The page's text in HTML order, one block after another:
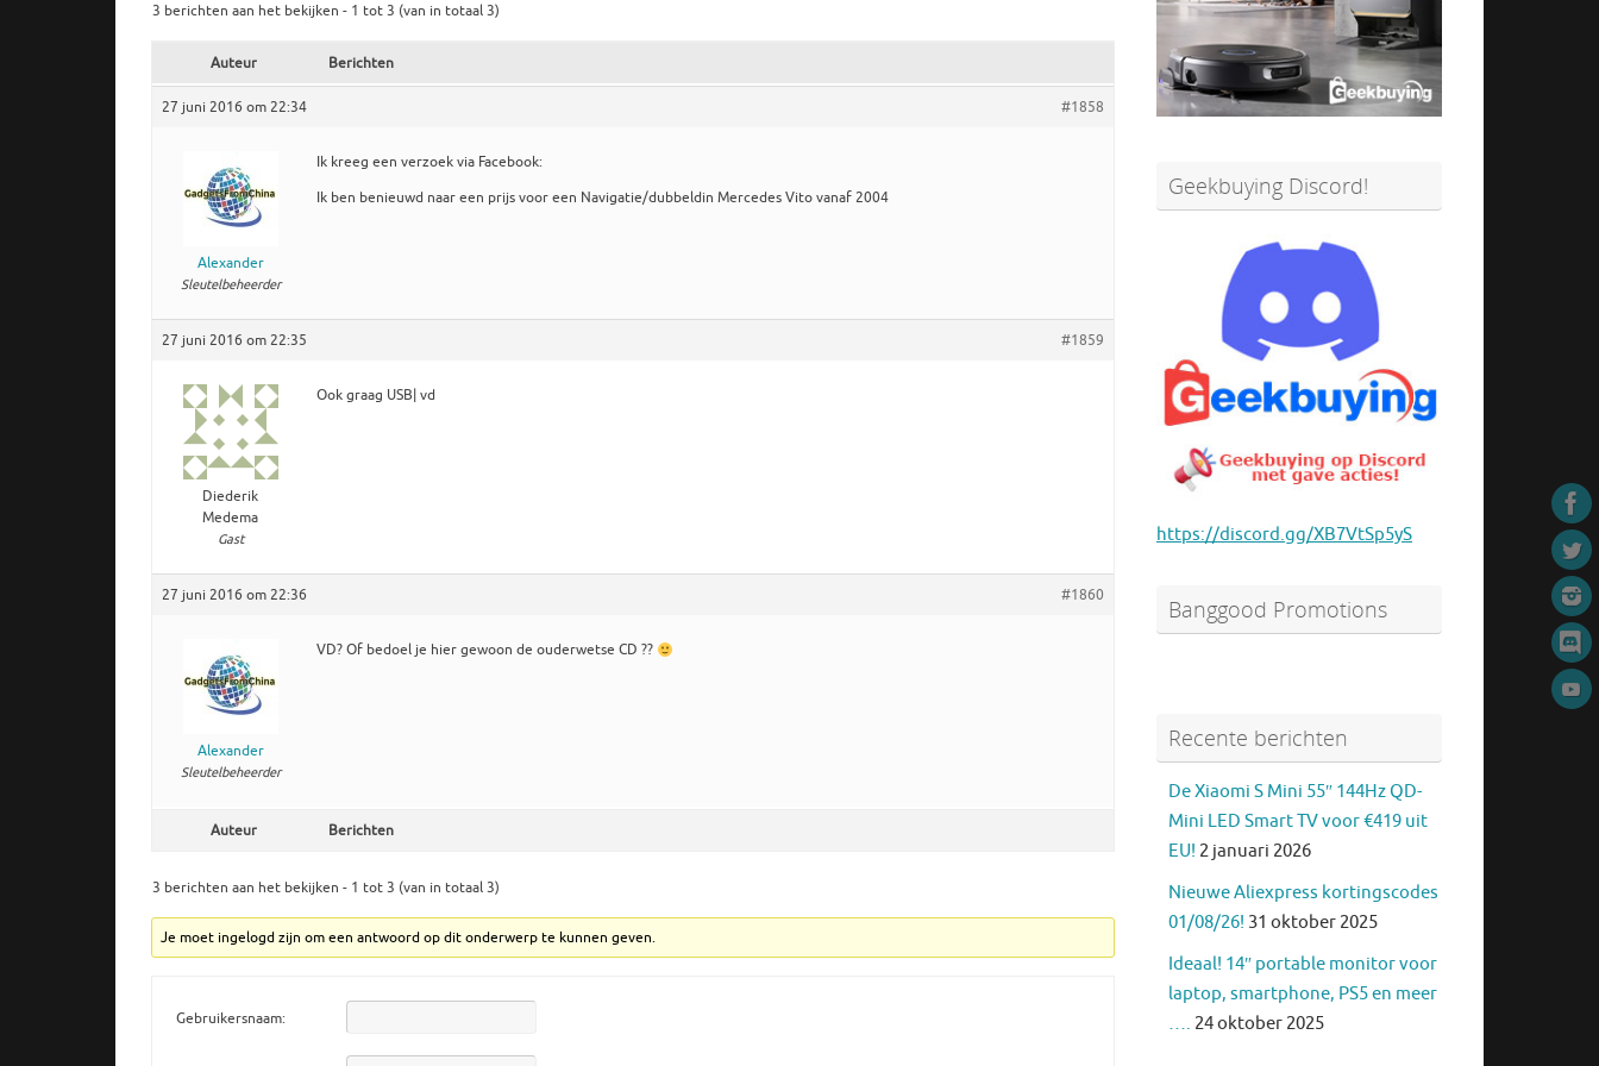
3 berichten aan het bekijken - 1 tot 3 (van in totaal 3)
Auteur Berichten
27 juni 2016 om 22:34 #1858
Alexander
Sleutelbeheerder
Ik kreeg een verzoek via Facebook:
Ik ben benieuwd naar een prijs voor een Navigatie/dubbeldin Mercedes Vito vanaf 2004
27 juni 2016 om 22:35 #1859
Diederik
Medema
Gast
Ook graag USB| vd
27 juni 2016 om 22:36 #1860
Alexander
Sleutelbeheerder
VD? Of bedoel je hier gewoon de ouderwetse CD ??
Auteur Berichten
3 berichten aan het bekijken - 1 tot 3 (van in totaal 3)
Je moet ingelogd zijn om een antwoord op dit onderwerp te kunnen geven.
Gebruikersnaam:
Geekbuying Discord!
https://discord.gg/XB7VtSp5yS
Banggood Promotions
Recente berichten
De Xiaomi S Mini 55″ 144Hz QD-
Mini LED Smart TV voor €419 uit
EU! 2 januari 2026
Nieuwe Aliexpress kortingscodes
01/08/26! 31 oktober 2025
Ideaal! 14″ portable monitor voor
laptop, smartphone, PS5 en meer
…. 24 oktober 2025